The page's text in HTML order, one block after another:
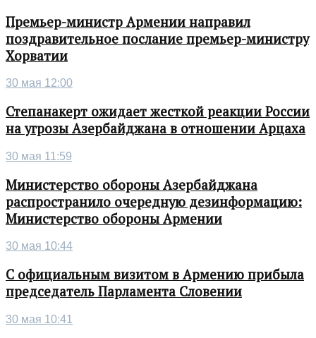
Премьер-министр Армении направил
поздравительное послание премьер-министру
Хорватии
30 мая 12:00
Степанакерт ожидает жесткой реакции России
на угрозы Азербайджана в отношении Арцаха
30 мая 11:59
Министерство обороны Азербайджана
распространило очередную дезинформацию:
Министерство обороны Армении
30 мая 10:44
С официальным визитом в Армению прибыла
председатель Парламента Словении
30 мая 10:41